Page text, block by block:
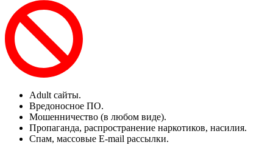
Adult сайты.
Вредоносное ПО.
Мошенничество (в любом виде).
Пропаганда, распространение наркотиков, насилия.
Спам, массовые E-mail рассылки.